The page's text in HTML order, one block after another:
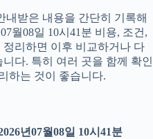
내받은 내용을 간단히 기록해
월08일 10시41분 비용, 조건,
리하면 이후 비교하거나 다
다. 특히 여러 곳을 함께 확인
하는 것이 좋습니다.
년07월08일 10시41분